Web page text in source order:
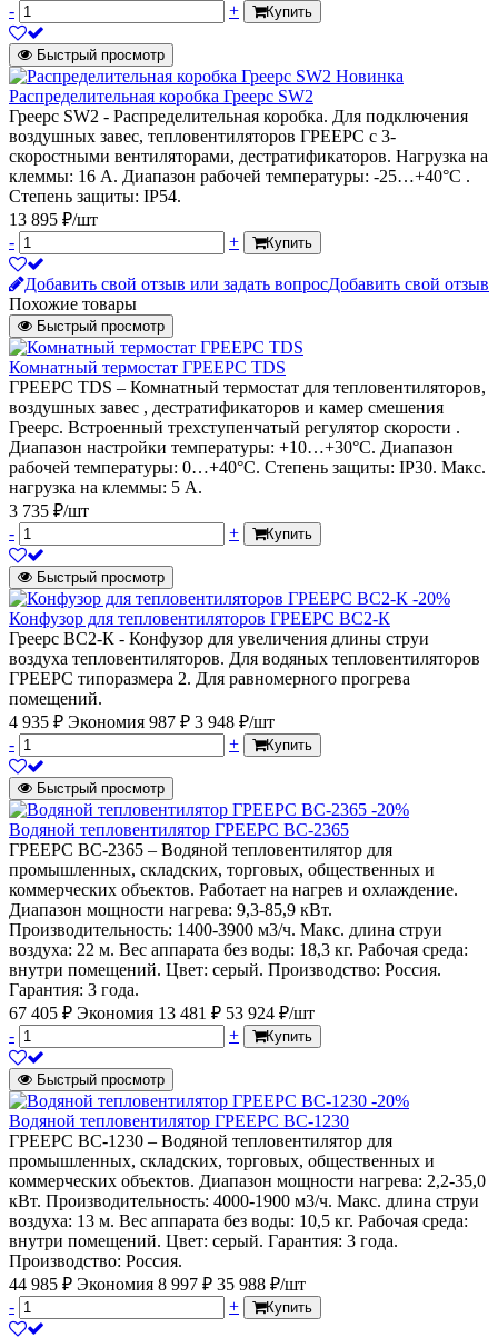
-
+ Купить
Быстрый просмотр
Новинка
Распределительная коробка Греерс SW2
Греерс SW2 - Распределительная коробка. Для подключения
воздушных завес, тепловентиляторов ГРЕЕРС с 3-
скоростными вентиляторами, дестратификаторов. Нагрузка на
клеммы: 16 А. Диапазон рабочей температуры: -25…+40°C .
Степень защиты: IP54.
13 895 ₽/шт
-
+ Купить
Добавить свой отзыв или задать вопросДобавить свой отзыв
Похожие товары
Быстрый просмотр
Комнатный термостат ГРЕЕРС TDS
ГРЕЕРС TDS – Комнатный термостат для тепловентиляторов,
воздушных завес , дестратификаторов и камер смешения
Греерс. Встроенный трехступенчатый регулятор скорости .
Диапазон настройки температуры: +10…+30°C. Диапазон
рабочей температуры: 0…+40°C. Степень защиты: IP30. Макс.
нагрузка на клеммы: 5 А.
3 735 ₽/шт
-
+ Купить
Быстрый просмотр
-20%
Конфузор для тепловентиляторов ГРЕЕРС ВС2-К
Греерс ВС2-К - Конфузор для увеличения длины струи
воздуха тепловентиляторов. Для водяных тепловентиляторов
ГРЕЕРС типоразмера 2. Для равномерного прогрева
помещений.
4 935 ₽ Экономия 987 ₽ 3 948 ₽/шт
-
+ Купить
Быстрый просмотр
-20%
Водяной тепловентилятор ГРЕЕРС ВС-2365
ГРЕЕРС ВС-2365 – Водяной тепловентилятор для
промышленных, складских, торговых, общественных и
коммерческих объектов. Работает на нагрев и охлаждение.
Диапазон мощности нагрева: 9,3-85,9 кВт.
Производительность: 1400-3900 м3/ч. Макс. длина струи
воздуха: 22 м. Вес аппарата без воды: 18,3 кг. Рабочая среда:
внутри помещений. Цвет: серый. Производство: Россия.
Гарантия: 3 года.
67 405 ₽ Экономия 13 481 ₽ 53 924 ₽/шт
-
+ Купить
Быстрый просмотр
-20%
Водяной тепловентилятор ГРЕЕРС ВС-1230
ГРЕЕРС ВС-1230 – Водяной тепловентилятор для
промышленных, складских, торговых, общественных и
коммерческих объектов. Диапазон мощности нагрева: 2,2-35,0
кВт. Производительность: 4000-1900 м3/ч. Макс. длина струи
воздуха: 13 м. Вес аппарата без воды: 10,5 кг. Рабочая среда:
внутри помещений. Цвет: серый. Гарантия: 3 года.
Производство: Россия.
44 985 ₽ Экономия 8 997 ₽ 35 988 ₽/шт
-
+ Купить